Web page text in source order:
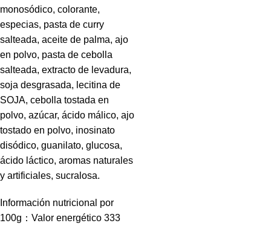
monosódico, colorante,
especias, pasta de curry
salteada, aceite de palma, ajo
en polvo, pasta de cebolla
salteada, extracto de levadura,
soja desgrasada, lecitina de
SOJA, cebolla tostada en
polvo, azúcar, ácido málico, ajo
tostado en polvo, inosinato
disódico, guanilato, glucosa,
ácido láctico, aromas naturales
y artificiales, sucralosa.
Información nutricional por
100g：Valor energético 333